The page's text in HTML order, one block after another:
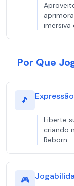
imersiva
Por Que
🎵
Liberte
criando
Reborn.
🎮